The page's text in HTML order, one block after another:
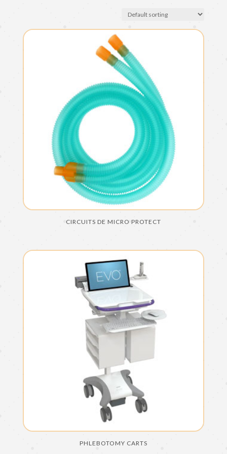
CIRCUITS DE MICRO PROTECT
PHLEBOTOMY CARTS